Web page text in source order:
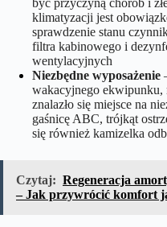
być przyczyną chorób i
klimatyzacji jest
sprawdzenie stanu
filtra kabinowego i
wentylacyjnych
Niezbędne wyposażenie
wakacyjnego ekwipunku,
znalazło się miejsce na
gaśnicę ABC, trójkąt
się również kamizelka
Czytaj: Regeneracja
– Jak przywrócić komfort